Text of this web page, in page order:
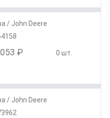
/ John Deere
₽ 0 шт.
/ John Deere